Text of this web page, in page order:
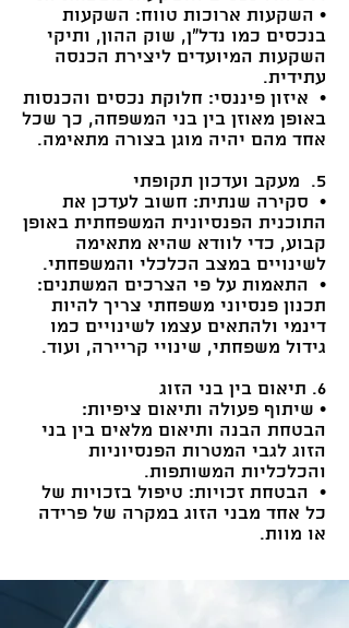
• השקעות ארוכות טווח: השקעות
בנכסים כמו נדל"ן, שוק ההון, ותיקי
השקעות המיועדים ליצירת הכנסה
עתידית.
• איזון פיננסי: חלוקת נכסים והכנסות
באופן מאוזן בין בני המשפחה, כך שכל
אחד מהם יהיה מוגן בצורה מתאימה.
5. מעקב ועדכון תקופתי
• סקירה שנתית: חשוב לעדכן את
התוכנית הפנסיונית המשפחתית באופן
קבוע, כדי לוודא שהיא מתאימה
לשינויים במצב הכלכלי והמשפחתי.
• התאמות על פי הצרכים המשתנים:
תכנון פנסיוני משפחתי צריך להיות
דינמי ולהתאים עצמו לשינויים כמו
גידול משפחתי, שינויי קריירה, ועוד.
6. תיאום בין בני הזוג
• שיתוף פעולה ותיאום ציפיות:
הבטחת הבנה ותיאום מלאים בין בני
הזוג לגבי המטרות הפנסיוניות
והכלכליות המשותפות.
• הבטחת זכויות: טיפול בזכויות של
כל אחד מבני הזוג במקרה של פרידה
או מוות.